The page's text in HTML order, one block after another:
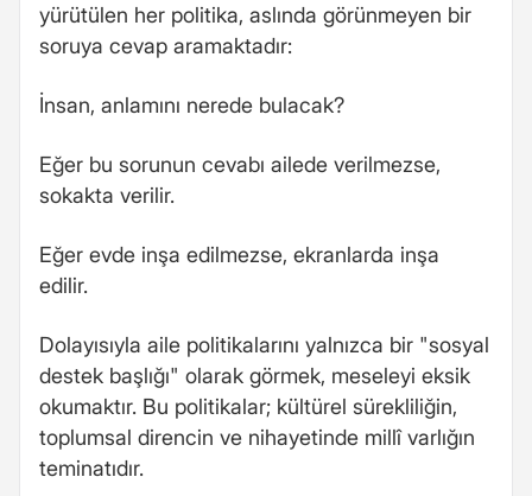
yürütülen her politika, aslında görünmeyen bir
soruya cevap aramaktadır:
İnsan, anlamını nerede bulacak?
Eğer bu sorunun cevabı ailede verilmezse,
sokakta verilir.
Eğer evde inşa edilmezse, ekranlarda inşa
edilir.
Dolayısıyla aile politikalarını yalnızca bir "sosyal
destek başlığı" olarak görmek, meseleyi eksik
okumaktır. Bu politikalar; kültürel sürekliliğin,
toplumsal direncin ve nihayetinde millî varlığın
teminatıdır.